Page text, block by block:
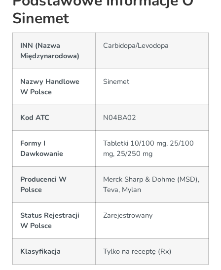
Sinemet
INN (Nazwa
Międzynarodowa)
Carbidopa/Levodopa
Nazwy Handlowe
W Polsce
Sinemet
Kod ATC N04BA02
Formy I
Dawkowanie
Tabletki 10/100 mg, 25/100
mg, 25/250 mg
Producenci W
Polsce
Merck Sharp & Dohme (MSD),
Teva, Mylan
Status Rejestracji
W Polsce
Zarejestrowany
Klasyfikacja Tylko na receptę (Rx)